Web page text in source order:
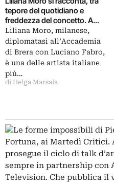
tepore del quotidiano e
freddezza del concetto. A
Roma, per i Martedì Critici. Il
video-riassunto, la prossima
settimana, su Artribune
Television. E intanto, c’è Pietro
Fortuna
Liliana Moro, milanese,
diplomatasi all’Accademia
di Brera con Luciano Fabro,
è una delle artista italiane
più…
di Helga Marsala